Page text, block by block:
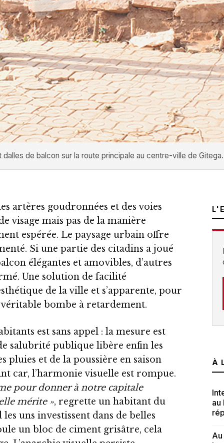
de balcon sur la route principale au centre-ville de Gitega.
artères goudronnées et des voies
visage mais pas de la manière
espérée. Le paysage urbain offre
Si une partie des citadins a joué
élégantes et amovibles, d’autres
Une solution de facilité
de la ville et s’apparente, pour
bombe à retardement.
est sans appel : la mesure est
salubrité publique libère enfin les
pluies et de la poussière en saison
car, l’harmonie visuelle est rompue.
pour donner à notre capitale
mérite », regrette un habitant du
uns investissent dans de belles
un bloc de ciment grisâtre, cela
À
au